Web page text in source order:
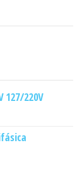
127/220V